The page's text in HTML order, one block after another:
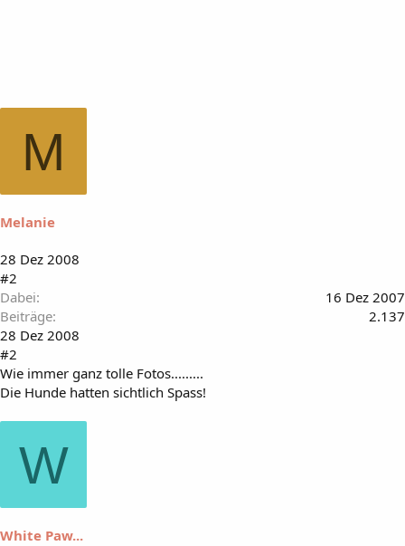
M
Melanie
28 Dez 2008
#2
Dabei
16 Dez 2007
Beiträge
2.137
28 Dez 2008
#2
Wie immer ganz tolle Fotos.........
Die Hunde hatten sichtlich Spass!
W
White Paw...